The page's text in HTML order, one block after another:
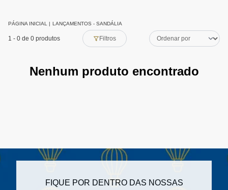
PÁGINA INICIAL | LANÇAMENTOS - SANDÁLIA
1 - 0 de 0 produtos Filtros
Nenhum produto encontrado
FIQUE POR DENTRO DAS NOSSAS